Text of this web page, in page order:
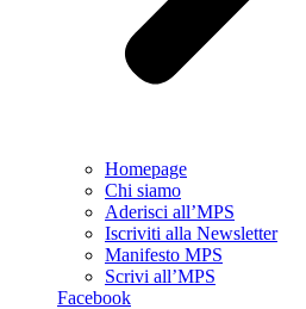
Homepage
Chi siamo
Aderisci all’MPS
Iscriviti alla Newsletter
Manifesto MPS
Scrivi all’MPS
Facebook